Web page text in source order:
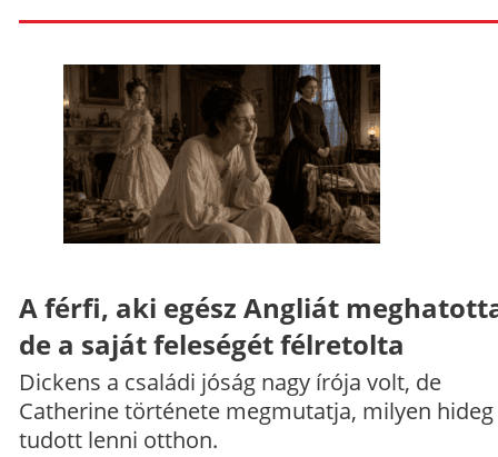
A férfi, aki egész Angliát
de a saját feleségét félretolta
Dickens a családi jóság nagy írója volt, de
Catherine története megmutatja, milyen hideg
tudott lenni otthon.